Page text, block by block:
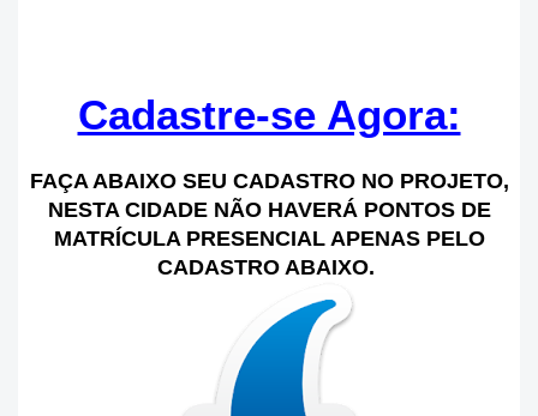
Cadastre-se Agora:
FAÇA ABAIXO SEU CADASTRO NO PROJETO,
NESTA CIDADE NÃO HAVERÁ PONTOS DE
MATRÍCULA PRESENCIAL APENAS PELO
CADASTRO ABAIXO.